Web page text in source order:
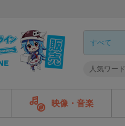
人気ワード
映像・音楽